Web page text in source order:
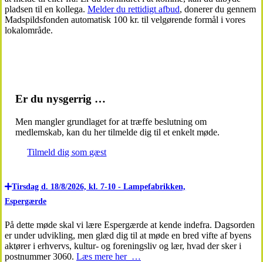
pladsen til en kollega. Melder du rettidigt afbud, donerer du gennem
Madspildsfonden automatisk 100 kr. til velgørende formål i vores
lokalområde.
Er du nysgerrig …
Men mangler grundlaget for at træffe beslutning om
medlemskab, kan du her tilmelde dig til et enkelt møde.
Tilmeld dig som gæst
Tirsdag d. 18/8/2026, kl. 7-10 - Lampefabrikken,
Espergærde
På dette møde skal vi lære Espergærde at kende indefra. Dagsorden
er under udvikling, men glæd dig til at møde en bred vifte af byens
aktører i erhvervs, kultur- og foreningsliv og lær, hvad der sker i
postnummer 3060. Læs mere her …